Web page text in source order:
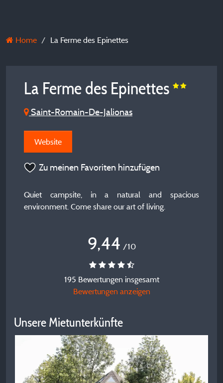
Home La Ferme des Epinettes
La Ferme des Epinettes
Saint-Romain-De-Jalionas
Website
Zu meinen Favoriten hinzufügen
Quiet campsite, in a natural and spacious
environment. Come share our art of living.
9,44 /10
195 Bewertungen insgesamt
Bewertungen anzeigen
Unsere Mietunterkünfte